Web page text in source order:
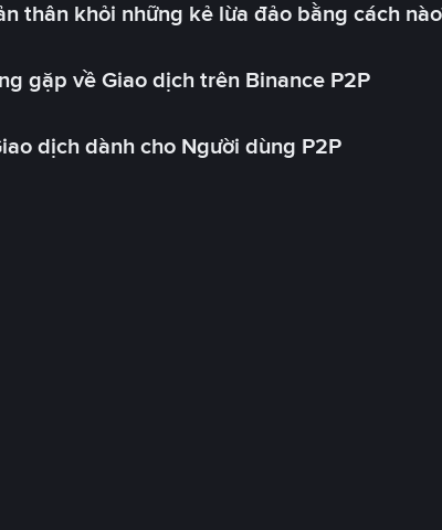
thân khỏi những kẻ lừa đảo bằng cách
gặp về Giao dịch trên Binance P2P
dịch dành cho Người dùng P2P